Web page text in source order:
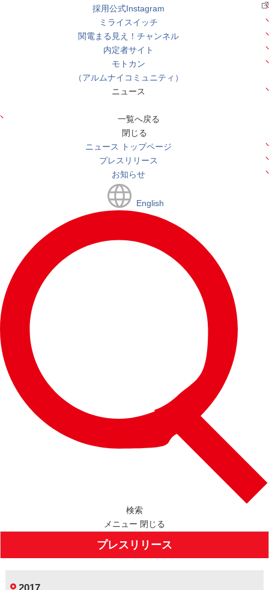
採用公式Instagram
ミライスイッチ
関電まる見え！チャンネル
内定者サイト
モトカン
（アルムナイコミュニティ）
ニュース
一覧へ戻る
閉じる
ニュース トップページ
プレスリリース
お知らせ
English
検索
メニュー 閉じる
プレスリリース
2017